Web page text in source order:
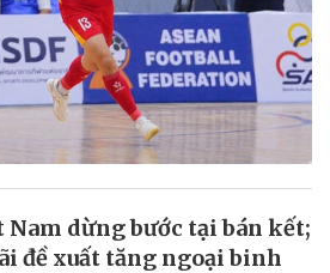
Nam dừng bước tại bán kết;
đề xuất tăng ngoại binh